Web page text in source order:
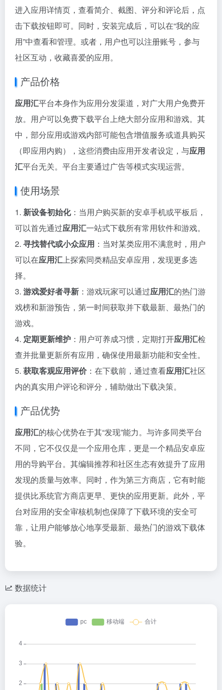
进入应用详情页，查看简介、截图、评分和评论后，点
击下载按钮即可。同时，安装完成后，可以在“我的应
用”中查看和管理。或者，用户也可以注册账号，参与
社区互动，收藏喜爱的应用。
产品价格
应用汇平台本身作为应用分发渠道，对广大用户免费开
放。用户可以免费下载平台上绝大部分应用和游戏。其
中，部分应用或游戏内部可能包含增值服务或道具购买
（即应用内购），这些消费由应用开发者设定，与应用
汇平台无关。平台主要通过广告等模式实现运营。
使用场景
1. 新设备初始化：当用户购买新的安卓手机或平板后，
可以首先通过应用汇一站式下载所有常用软件和游戏。
2. 寻找替代或小众应用 ：当对某类应用不满意时，用户
可以在应用汇上探索同类精品安卓应用，发现更多选
择。
3. 游戏爱好者寻新 ：游戏玩家可以通过应用汇的热门游
戏榜和新游预告，第一时间获取并下载最新、最热门的
游戏。
4. 定期更新维护 ：用户可养成习惯，定期打开应用汇检
查并批量更新所有应用，确保使用最新功能和安全性。
5. 获取客观应用评价：在下载前，通过查看应用汇社区
内的真实用户评论和评分，辅助做出下载决策。
产品优势
应用汇的核心优势在于其“发现”能力。与许多同类平台
不同，它不仅仅是一个应用仓库，更是一个精品安卓应
用的导购平台。其编辑推荐和社区生态有效提升了应用
发现的质量与效率。同时，作为第三方商店，它有时能
提供比系统官方商店更早、更快的应用更新。此外，平
台对应用的安全审核机制也保障了下载环境的安全可
靠，让用户能够放心地享受最新、最热门的游戏下载体
验。
数据统计